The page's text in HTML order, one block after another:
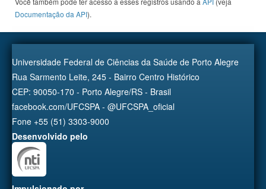
Documentação da API).
Universidade Federal de Ciências da Saúde de Porto Alegre
Rua Sarmento Leite, 245 - Bairro Centro Histórico
CEP: 90050-170 - Porto Alegre/RS - Brasil
facebook.com/UFCSPA - @UFCSPA_oficial
Fone +55 (51) 3303-9000
Desenvolvido pelo